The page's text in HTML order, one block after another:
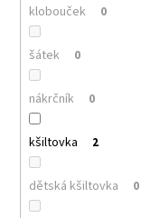
klobouček 0
šátek 0
nákrčník 0
kšiltovka 2
dětská kšiltovka 0